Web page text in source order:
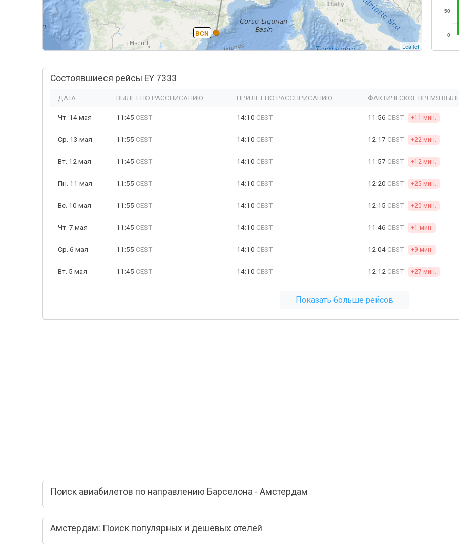
BCN
Leaflet
0
50
Состоявшиеся рейсы EY 7333
ДАТА ВЫЛЕТ ПО РАССПИСАНИЮ ПРИЛЕТ ПО РАССПРИСАНИЮ ФАКТИЧЕСКОЕ ВРЕМЯ
Чт. 14 мая 11:45 CEST 14:10 CEST 11:56 CEST +11 мин.
Ср. 13 мая 11:55 CEST 14:10 CEST 12:17 CEST +22 мин.
Вт. 12 мая 11:45 CEST 14:10 CEST 11:57 CEST +12 мин.
Пн. 11 мая 11:55 CEST 14:10 CEST 12:20 CEST +25 мин.
Вс. 10 мая 11:55 CEST 14:10 CEST 12:15 CEST +20 мин.
Чт. 7 мая 11:45 CEST 14:10 CEST 11:46 CEST +1 мин.
Ср. 6 мая 11:55 CEST 14:10 CEST 12:04 CEST +9 мин.
Вт. 5 мая 11:45 CEST 14:10 CEST 12:12 CEST +27 мин.
Показать больше рейсов
Поиск авиабилетов по направлению Барселона - Амстердам
Амстердам: Поиск популярных и дешевых отелей